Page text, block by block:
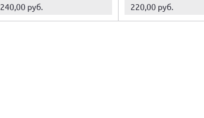
240,00 руб. 220,00 руб.